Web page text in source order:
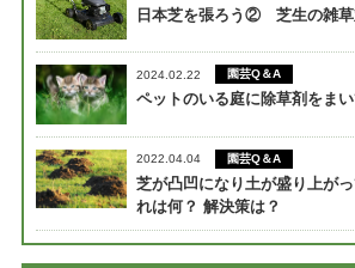
日本芝を張ろう② 芝生の雑草
2024.02.22 園芸Q＆A
ペットのいる庭に除草剤をま
2022.04.04 園芸Q＆A
芝が凸凹になり土が盛り上が
れは何？ 解決策は？